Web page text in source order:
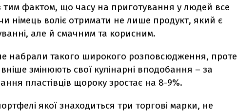
тим фактом, що часу на приготування у людей все
німець воліє отримати не лише продукт, який є
але й смачним та корисним.
набрали такого широкого розповсюдження, проте
змінюють свої кулінарні вподобання – за
пластівців щороку зростає на 8-9%.
якої знаходиться три торгові марки, не